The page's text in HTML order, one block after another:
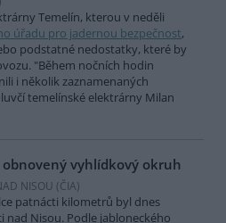
Temelín, kterou v neděli
úřadu pro jadernou bezpečnost,
podstatné nedostatky, které by
"Během nočních hodin
i několik zaznamenaných
temelínské elektrárny Milan
vyhlídkový okruh
NISOU (ČIA)
patnácti kilometrů byl dnes
nad Nisou. Podle jabloneckého